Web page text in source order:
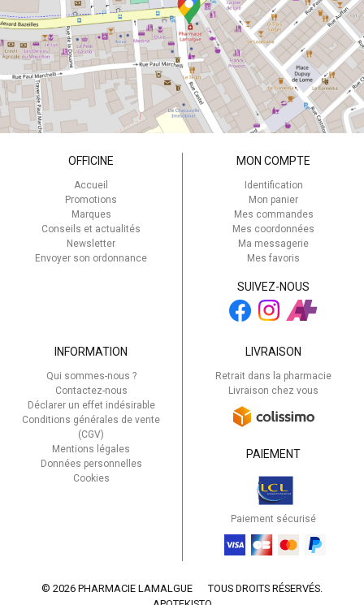
OFFICINE
Accueil
Promotions
Marques
Conseils et actualités
Newsletter
Envoyer son ordonnance
MON COMPTE
Identification
Mon panier
Mes commandes
Mes coordonnées
Ma messagerie
Mes favoris
SUIVEZ-NOUS
INFORMATION
Qui sommes-nous ?
Contactez-nous
Déclarer un effet indésirable
Conditions générales de vente
(CGV)
Mentions légales
Données personnelles
Cookies
LIVRAISON
Retrait dans la pharmacie
Livraison chez vous
PAIEMENT
Paiement sécurisé
© 2026 PHARMACIE LAMALGUE
TOUS DROITS RÉSERVÉS.